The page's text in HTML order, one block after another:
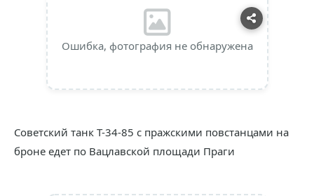
Ошибка, фотография не обнаружена
Советский танк Т-34-85 с пражскими повстанцами на
броне едет по Вацлавской площади Праги